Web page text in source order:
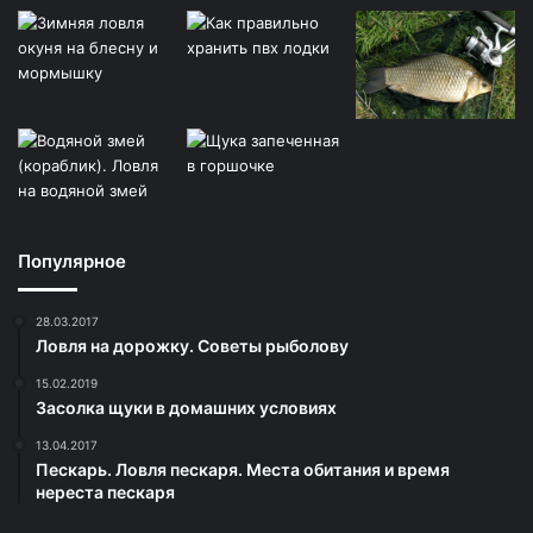
Популярное
28.03.2017
Ловля на дорожку. Советы рыболову
15.02.2019
Засолка щуки в домашних условиях
13.04.2017
Пескарь. Ловля пескаря. Места обитания и время
нереста пескаря